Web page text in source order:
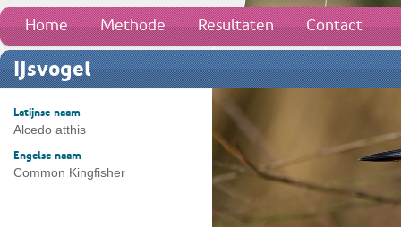
Home Methode Resultaten Contact
IJsvogel
Latijnse naam
Alcedo atthis
Engelse naam
Common Kingfisher